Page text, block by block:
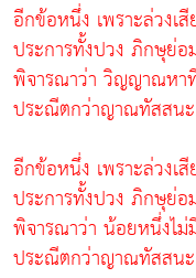
อีกข้อหนึ่ง เพราะล่วงเ
ประการทั้งปวง ภิกษุย่
พิจารณาว่า วิญญาณหา
ประณีตกว่าญาณทัสสน
อีกข้อหนึ่ง เพราะล่วง
ประการทั้งปวง ภิกษุย่
พิจารณาว่า น้อยหนึ่งไ
ประณีตกว่าญาณทัสสน